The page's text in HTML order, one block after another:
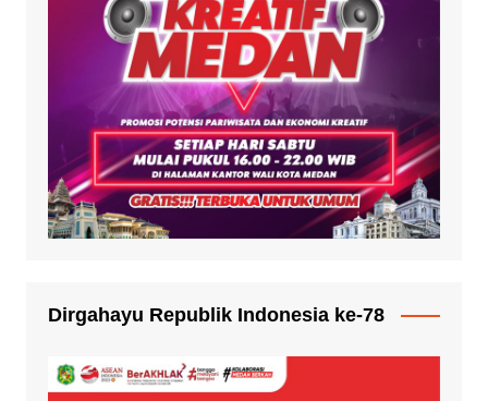
Dirgahayu Republik Indonesia ke-78